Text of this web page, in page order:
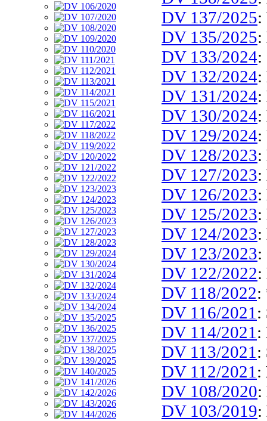
DV 137/2025:
DV 135/2025:
DV 133/2024:
DV 132/2024:
DV 131/2024:
DV 130/2024:
DV 129/2024:
DV 128/2023:
DV 127/2023:
DV 126/2023:
DV 125/2023:
DV 124/2023:
DV 123/2023:
DV 122/2022:
DV 118/2022:
DV 116/2021 :
DV 114/2021 :
DV 113/2021 :
DV 112/2021 :
DV 108/2020:
DV 103/2019: